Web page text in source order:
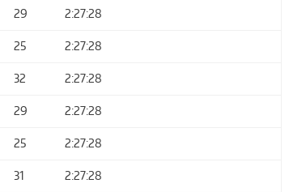
29 2:27:28
25 2:27:28
32 2:27:28
29 2:27:28
25 2:27:28
31 2:27:28